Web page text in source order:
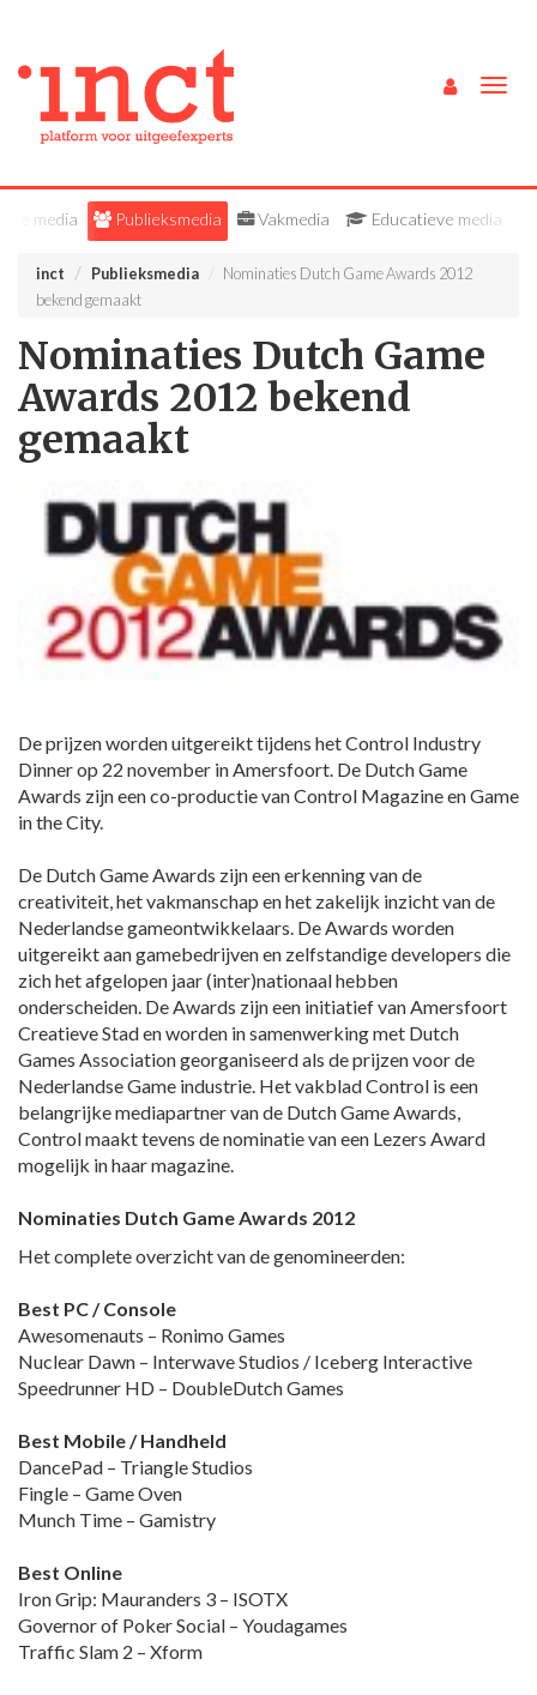
Alle media Publieksmedia Vakmedia Educatieve media
inct Publieksmedia
Nominaties Dutch Game Awards 2012
bekend gemaakt
Nominaties Dutch Game
Awards 2012 bekend
gemaakt
De prijzen worden uitgereikt tijdens het Control Industry
Dinner op 22 november in Amersfoort. De Dutch Game
Awards zijn een co-productie van Control Magazine en Game
in the City.
De Dutch Game Awards zijn een erkenning van de
creativiteit, het vakmanschap en het zakelijk inzicht van de
Nederlandse gameontwikkelaars. De Awards worden
uitgereikt aan gamebedrijven en zelfstandige developers die
zich het afgelopen jaar (inter)nationaal hebben
onderscheiden. De Awards zijn een initiatief van Amersfoort
Creatieve Stad en worden in samenwerking met Dutch
Games Association georganiseerd als de prijzen voor de
Nederlandse Game industrie. Het vakblad Control is een
belangrijke mediapartner van de Dutch Game Awards,
Control maakt tevens de nominatie van een Lezers Award
mogelijk in haar magazine.
Nominaties Dutch Game Awards 2012
Het complete overzicht van de genomineerden:
Best PC / Console
Awesomenauts – Ronimo Games
Nuclear Dawn – Interwave Studios / Iceberg Interactive
Speedrunner HD – DoubleDutch Games
Best Mobile / Handheld
DancePad – Triangle Studios
Fingle – Game Oven
Munch Time – Gamistry
Best Online
Iron Grip: Mauranders 3 – ISOTX
Governor of Poker Social – Youdagames
Traffic Slam 2 – Xform